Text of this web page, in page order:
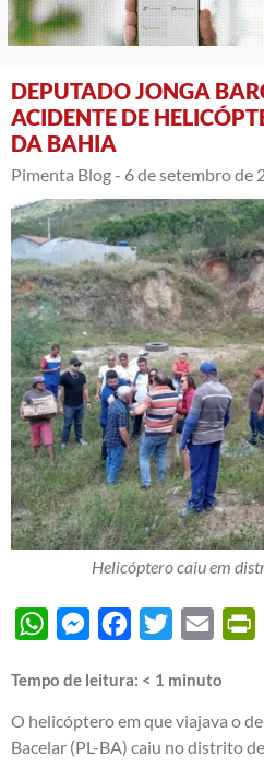
DEPUTADO JONGA
ACIDENTE DE
DA BAHIA
Pimenta Blog - 6 de setembro de
Helicóptero caiu em
WhatsAppMessengerFacebook
Twitter Email
Tempo de leitura: < 1 minuto
O helicóptero em que viajava o
Bacelar (PL-BA) caiu no distrito